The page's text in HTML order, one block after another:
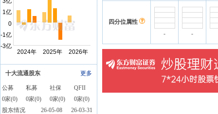
十大流通股东 更多
公募 私募 社保
QFII
0家(0) 0家(0) 0家(0) 0家(0)
股东情况
26-05-08
26-03-31
四分位属性
-
-